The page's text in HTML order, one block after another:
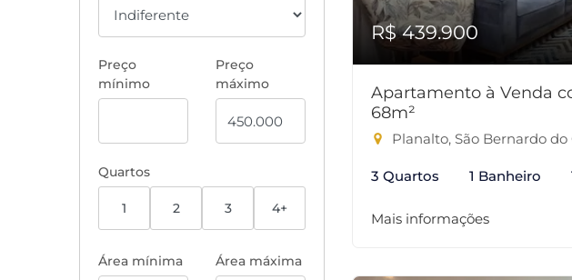
Preço
mínimo
Preço
máximo
Quartos
1 2 3 4+
Área mínima Área máxima
R$ 439.900
Apartamento à Venda
68m²
Planalto, São Bernardo do
3 Quartos 1 Banheiro
Mais informações